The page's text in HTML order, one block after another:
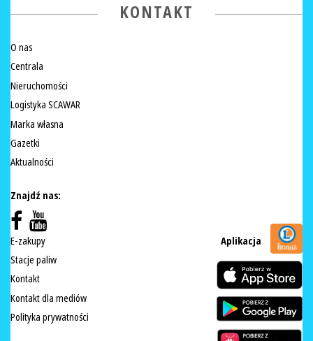
KONTAKT
O nas
Centrala
Nieruchomości
Logistyka SCAWAR
Marka własna
Gazetki
Aktualności
Znajdź nas:
E-zakupy
Stacje paliw
Kontakt
Kontakt dla mediów
Polityka prywatności
Aplikacja